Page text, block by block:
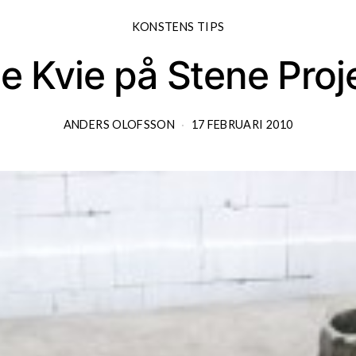
KONSTENS TIPS
Kvie på Stene
ANDERS OLOFSSON 17 FEBRUARI 2010